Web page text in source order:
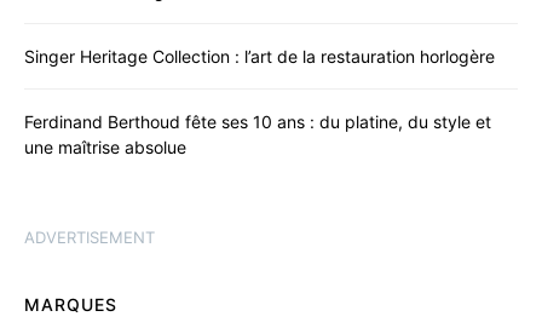
Singer Heritage Collection : l’art de la restauration horlogère
Ferdinand Berthoud fête ses 10 ans : du platine, du style et
une maîtrise absolue
ADVERTISEMENT
MARQUES